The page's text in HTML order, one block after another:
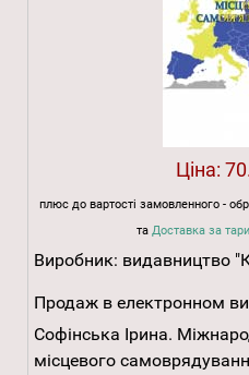
Ціна:
плюс до вартості замовленного -
та Доставка за
Виробник: видавництво
Продаж в електронном
Софінська Ірина.
місцевого